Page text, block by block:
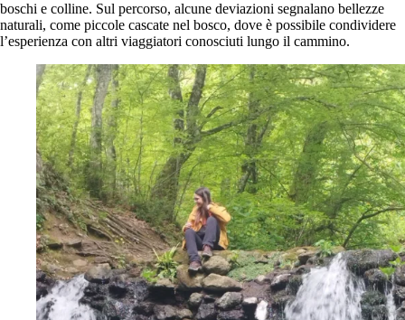
boschi e colline. Sul percorso, alcune deviazioni segnalano bellezze
naturali, come piccole cascate nel bosco, dove è possibile condividere
l’esperienza con altri viaggiatori conosciuti lungo il cammino.